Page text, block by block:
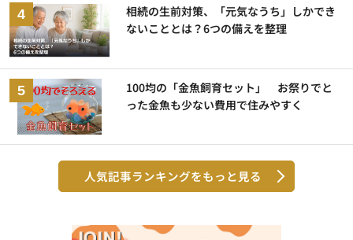
相続の生前対策、「元気なうち」しかでき
ないこととは？6つの備えを整理
100均の「金魚飼育セット」 お祭りでと
った金魚も少ない費用で住みやすく
人気記事ランキングをもっと見る